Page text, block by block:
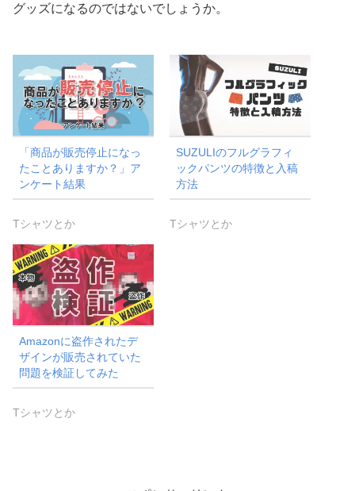
グッズになるのではないでしょうか。
「商品が販売停止になっ
たことありますか？」ア
ンケート結果
Tシャツとか
SUZULIのフルグラフィ
ックパンツの特徴と入稿
方法
Tシャツとか
Amazonに盗作されたデ
ザインが販売されていた
問題を検証してみた
Tシャツとか